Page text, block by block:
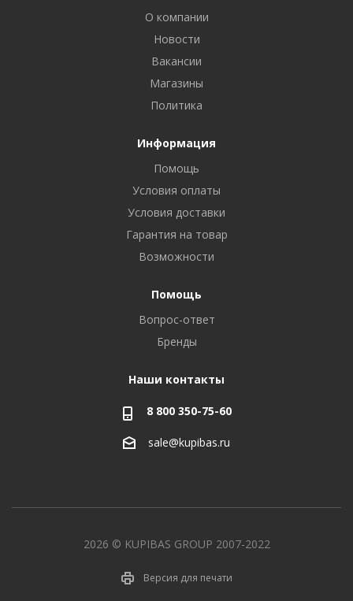
О компании
Новости
Вакансии
Магазины
Политика
Информация
Помощь
Условия оплаты
Условия доставки
Гарантия на товар
Возможности
Помощь
Вопрос-ответ
Бренды
Наши контакты
8 800 350-75-60
sale@kupibas.ru
2026 © KUPIBAS GROUP 2007-2022
Версия для печати